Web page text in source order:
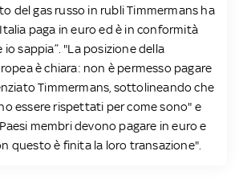
del gas russo in rubli Timmermans ha
paga in euro ed è in conformità
io sappia”. "La posizione della
è chiara: non è permesso pagare
Timmermans, sottolineando che
essere rispettati per come sono" e
membri devono pagare in euro e
questo è finita la loro transazione".